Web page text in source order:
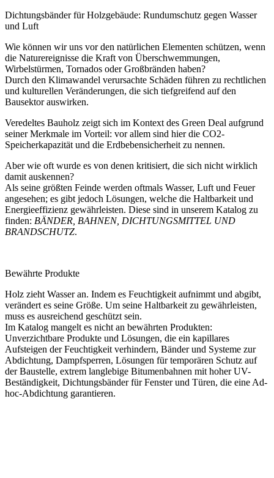
Dichtungsbänder für Holzgebäude: Rundumschutz gegen Wasser
und Luft
Wie können wir uns vor den natürlichen Elementen schützen, wenn
die Naturereignisse die Kraft von Überschwemmungen,
Wirbelstürmen, Tornados oder Großbränden haben?
Durch den Klimawandel verursachte Schäden führen zu rechtlichen
und kulturellen Veränderungen, die sich tiefgreifend auf den
Bausektorauswirken.
Veredeltes Bauholz zeigt sich im Kontext des Green Deal aufgrund
seiner Merkmale im Vorteil: vor allem sind hier die CO2-
Speicherkapazität und die Erdbebensicherheit zu nennen.
Aber wie oft wurde es von denen kritisiert, die sich nicht wirklich
damit auskennen?
Als seine größten Feinde werden oftmals Wasser, Luft und Feuer
angesehen; es gibt jedoch Lösungen, welche die Haltbarkeit und
Energieeffizienz gewährleisten. Diese sind in unserem Katalog zu
finden: BÄNDER, BAHNEN, DICHTUNGSMITTEL UND
BRANDSCHUTZ.
Bewährte Produkte
Holz zieht Wasser an. Indem es Feuchtigkeit aufnimmt und abgibt,
verändert es seine Größe. Um seine Haltbarkeit zu gewährleisten,
muss es ausreichend geschützt sein.
Im Katalog mangelt es nicht an bewährten Produkten:
Unverzichtbare Produkte und Lösungen, die ein kapillares
Aufsteigen der Feuchtigkeit verhindern, Bänder und Systeme zur
Abdichtung, Dampfsperren, Lösungen für temporären Schutz auf
der Baustelle, extrem langlebige Bitumenbahnen mit hoher UV-
Beständigkeit, DichtungsbänderfürFensterund Türen, die eine Ad-
hoc-Abdichtung garantieren.